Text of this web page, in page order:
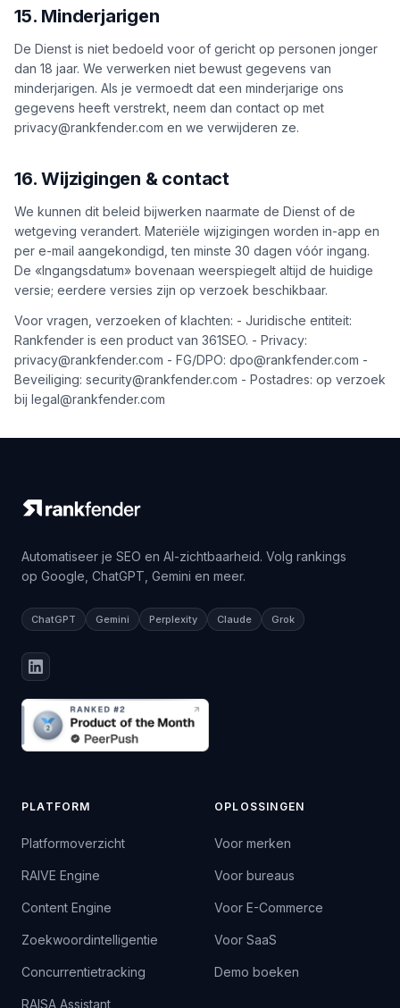
15. Minderjarigen
De Dienst is niet bedoeld voor of gericht op personen jonger
dan 18 jaar. We verwerken niet bewust gegevens van
minderjarigen. Als je vermoedt dat een minderjarige ons
gegevens heeft verstrekt, neem dan contact op met
privacy@rankfender.com en we verwijderen ze.
16. Wijzigingen & contact
We kunnen dit beleid bijwerken naarmate de Dienst of de
wetgeving verandert. Materiële wijzigingen worden in-app en
per e-mail aangekondigd, ten minste 30 dagen vóór ingang.
De «Ingangsdatum» bovenaan weerspiegelt altijd de huidige
versie; eerdere versies zijn op verzoek beschikbaar.
Voor vragen, verzoeken of klachten: - Juridische entiteit:
Rankfender is een product van 361SEO. - Privacy:
privacy@rankfender.com - FG/DPO: dpo@rankfender.com -
Beveiliging: security@rankfender.com - Postadres: op verzoek
bij legal@rankfender.com
Automatiseer je SEO en AI-zichtbaarheid. Volg rankings
op Google, ChatGPT, Gemini en meer.
ChatGPT Gemini Perplexity Claude Grok
PLATFORM
Platformoverzicht
RAIVE Engine
Content Engine
Zoekwoordintelligentie
Concurrentietracking
RAISA Assistant
OPLOSSINGEN
Voor merken
Voor bureaus
Voor E-Commerce
Voor SaaS
Demo boeken